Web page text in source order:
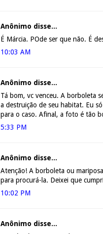
Anônimo disse...
É Márcia. POde ser que não. É
10:03 AM
Anônimo disse...
Tá bom, vc venceu. A borboleta
a destruição de seu habitat. Eu
para o caso. Afinal, a foto é tão
5:33 PM
Anônimo disse...
Atenção! A borboleta ou
para procurá-la. Deixei que
10:02 PM
Anônimo disse...